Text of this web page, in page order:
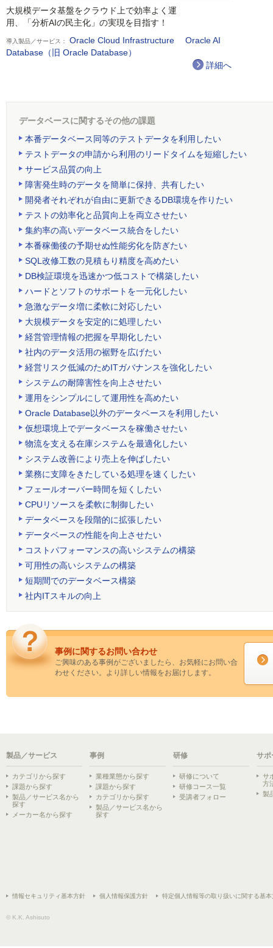
大規模データ基盤をクラウド上で効率よく運
用、「分析AIの民主化」の実現を目指す！
導入製品／サービス： Oracle Cloud Infrastructure
Oracle AI
Database（旧 Oracle Database）
詳細へ
データベースに関するその他の課題
本番データベース同等のテストデータを利用したい
テストデータの申請から利用のリードタイムを短縮したい
サービス品質の向上
障害発生時のデータを簡単に保持、共有したい
開発者それぞれが自由に更新できるDB環境を作りたい
テストの効率化と品質向上を両立させたい
集約率の高いデータベース統合をしたい
本番稼働後の予期せぬ性能劣化を防ぎたい
SQL改修工数の見積もり精度を高めたい
DB検証環境を迅速かつ低コストで構築したい
ハードとソフトのサポートを一元化したい
急激なデータ増に柔軟に対応したい
大規模データを安定的に処理したい
経営管理情報の把握を早期化したい
社内のデータ活用の裾野を広げたい
経営リスク低減のためITガバナンスを強化したい
システムの耐障害性を向上させたい
運用をシンプルにして運用性を高めたい
Oracle Database以外のデータベースを利用したい
仮想環境上でデータベースを稼働させたい
物流を支える在庫システムを最適化したい
システム改善により売上を伸ばしたい
業務に支障をきたしている処理を速くしたい
フェールオーバー時間を短くしたい
CPUリソースを柔軟に制御したい
データベースを段階的に拡張したい
データベースの性能を向上させたい
コストパフォーマンスの高いシステムの構築
可用性の高いシステムの構築
短期間でのデータベース構築
社内ITスキルの向上
事例に関するお問い合わせ
ご興味のある事例がございましたら、お気軽にお問い合
わせください。より詳しい情報をお届けします。
製品／サービス
カテゴリから探す
課題から探す
製品／サービス名から
探す
メーカー名から探す
事例
業種業態から探す
課題から探す
カテゴリから探す
製品／サービス名から
探す
研修
研修について
研修コース一覧
受講者フォロー
サポ
サ
方
製
情報セキュリティ基本方針 個人情報保護方針 特定個人情報等の取り扱いに関する基本
© K.K. Ashisuto